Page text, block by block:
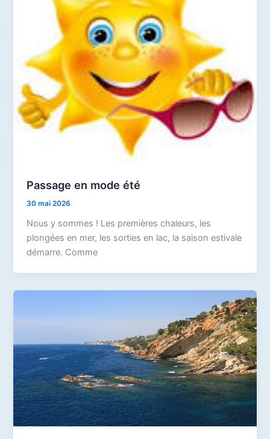
Passage en mode été
30 mai 2026
Nous y sommes ! Les premières chaleurs, les
plongées en mer, les sorties en lac, la saison estivale
démarre. Comme